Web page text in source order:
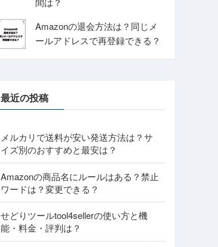
Amazonの退会方法は？同じメ
ールアドレスで再登録できる？
最近の投稿
メルカリで送料が安い発送方法は？サ
イズ別のおすすめと最安は？
Amazonの商品名にルールはある？禁止
ワードは？変更できる？
せどりツールtool4sellerの使い方と機
能・料金・評判は？